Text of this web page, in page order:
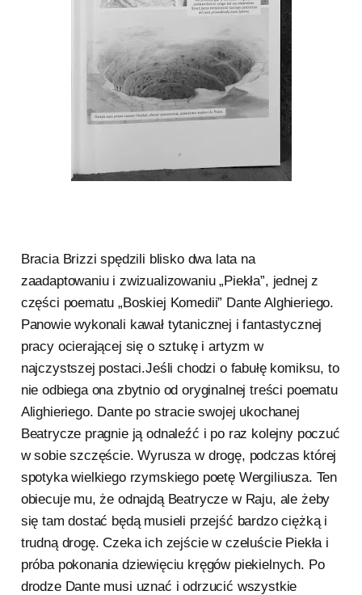
Bracia Brizzi spędzili blisko dwa lata na
zaadaptowaniu i zwizualizowaniu „Piekła”, jednej z
części poematu „Boskiej Komedii” Dante Alghieriego.
Panowie wykonali kawał tytanicznej i fantastycznej
pracy ocierającej się o sztukę i artyzm w
najczystszej postaci.Jeśli chodzi o fabułę komiksu, to
nie odbiega ona zbytnio od oryginalnej treści poematu
Alighieriego. Dante po stracie swojej ukochanej
Beatrycze pragnie ją odnaleźć i po raz kolejny poczuć
w sobie szczęście. Wyrusza w drogę, podczas której
spotyka wielkiego rzymskiego poetę Wergiliusza. Ten
obiecuje mu, że odnajdą Beatrycze w Raju, ale żeby
się tam dostać będą musieli przejść bardzo ciężką i
trudną drogę. Czeka ich zejście w czeluście Piekła i
próba pokonania dziewięciu kręgów piekielnych. Po
drodze Dante musi uznać i odrzucić wszystkie